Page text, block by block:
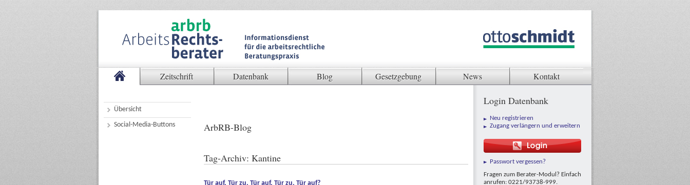
Zeitschrift Datenbank Blog Gesetzgebung News Kontakt
Übersicht
Social-Media-Buttons
ArbRB-Blog
Tag-Archiv: Kantine
Tür auf, Tür zu, Tür auf, Tür zu, Tür auf?
Login Datenbank
Neu registrieren
Zugang verlängern und erweitern
Passwort vergessen?
Fragen zum Berater-Modul? Einfach
anrufen: 0221/93738-999.